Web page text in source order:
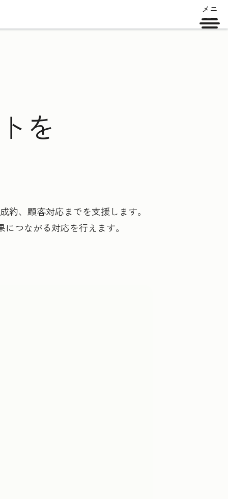
メニ
ュー
を
、顧客対応までを支援します。
つながる対応を行えます。